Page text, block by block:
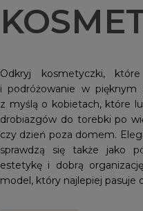
Odkryj kosmetyczki,
i podróżowanie w pięknym
z myślą o kobietach, które
drobiazgów do torebki po
czy dzień poza domem.
sprawdzą się także jako
estetykę i dobrą
model, który najlepiej pasuje